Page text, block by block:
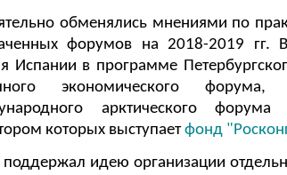
обменялись мнениями по
форумов на 2018-2019 гг.
Испании в программе
экономического форума,
арктического
которых выступаетфонд
идею организации